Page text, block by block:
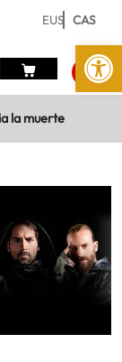
Abrir
EUS CAS
la muerte